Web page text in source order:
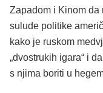
Zapadom i Kinom da
sulude politike
kako je ruskom
„dvostrukih igara“ i
s njima boriti u